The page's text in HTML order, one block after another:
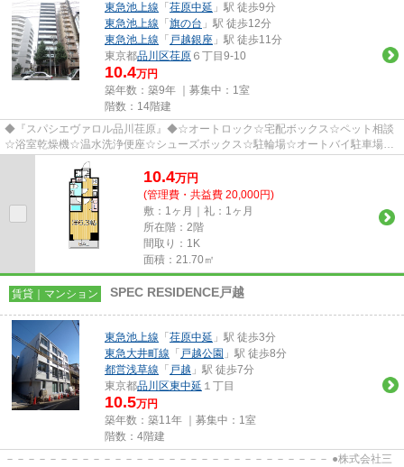
東急池上線 「 荏原中延 」駅 徒歩9分
東急池上線 「 旗の台 」駅 徒歩12分
東急池上線 「 戸越銀座 」駅 徒歩11分
東京都品川区荏原 ６丁目9-10
10.4万円
築年数：築9年 ｜募集中： 1室
階数：14階建
◆『スパシエヴァロル品川荏原』◆☆オートロック☆宅配ボックス☆ペット相談
☆浴室乾燥機☆温水洗浄便座☆シューズボックス☆駐輪場☆オートバイ駐車場☆
専用ゴミ置き場☆ネット使用料不要☆
10.4万円
(管理費・共益費 20,000円)
敷：1ヶ月｜礼：1ヶ月
所在階：2階
間取り：1K
面積：21.70㎡
賃貸｜マンション SPEC RESIDENCE戸越
東急池上線 「 荏原中延 」駅 徒歩3分
東急大井町線 「 戸越公園 」駅 徒歩8分
都営浅草線 「 戸越 」駅 徒歩7分
東京都品川区東中延 １丁目
10.5万円
築年数：築11年 ｜募集中： 1室
階数：4階建
－－－－－－－－－－－－－－－－－－－－－－－－－－－－－－ ●株式会社三